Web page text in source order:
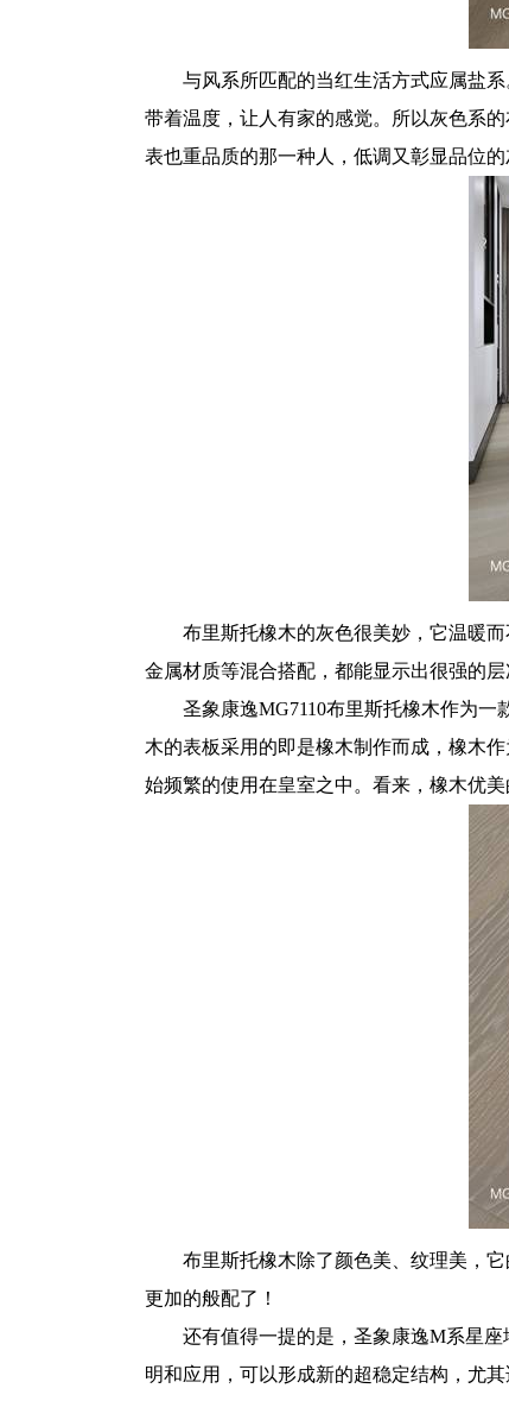
与风系所匹配的当红生活方式应属盐
带着温度，让人有家的感觉。所以灰色系
表也重品质的那一种人，低调又彰显品位
布里斯托橡木的灰色很美妙，它温暖
金属材质等混合搭配，都能显示出很强的
圣象康逸MG7110布里斯托橡木作为
木的表板采用的即是橡木制作而成，橡木
始频繁的使用在皇室之中。看来，橡木优美
布里斯托橡木除了颜色美、纹理美，
更加的般配了！
还有值得一提的是，圣象康逸M系星
明和应用，可以形成新的超稳定结构，尤